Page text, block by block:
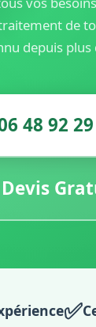
de
depuis plus
48 92
✅